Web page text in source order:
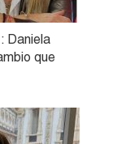
Daniela
que